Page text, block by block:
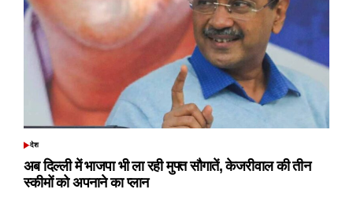
POSTED
देश
अब दिल्ली में भाजपा भी ला रही मुफ्त सौगातें, केजरीवाल की तीन
स्कीमों को अपनाने का प्लान